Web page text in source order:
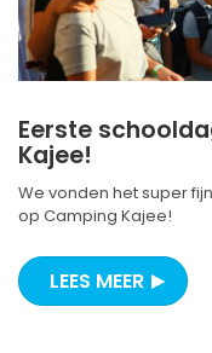
Eerste
Kajee!
We vonden het super
op Camping Kajee!
LEES MEER